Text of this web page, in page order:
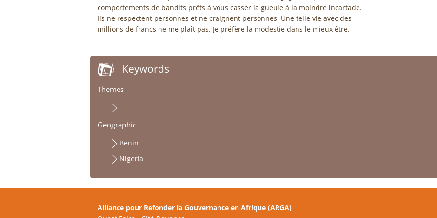
comportements de bandits prêts à vous casser la gueule à la moindre incartade.
Ils ne respectent personnes et ne craignent personnes. Une telle vie avec des
millions de francs ne me plaît pas. Je préfère la modestie dans le mieux être.
Keywords
Themes
Geographic
Benin
Nigeria
Alliance pour Refonder la Gouvernance en Afrique (ARGA)